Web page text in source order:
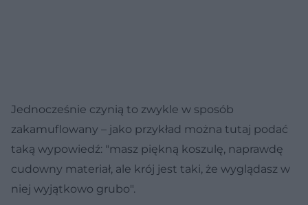
Jednocześnie czynią to zwykle w sposób
zakamuflowany – jako przykład można tutaj podać
taką wypowiedź: "masz piękną koszulę, naprawdę
cudowny materiał, ale krój jest taki, że wyglądasz w
niej wyjątkowo grubo".